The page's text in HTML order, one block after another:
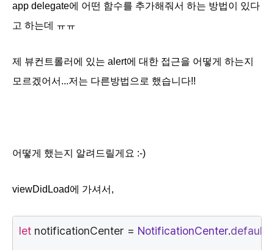
app delegate에 어떤 함수를 추가해줘서 하는 방법이 있다
고 하는데 ㅠㅠ
제 뷰컨트롤러에 있는 alert에 대한 접근을 어떻게 하는지
모르겠어서...저는 다른방법으로 했습니다!!
어떻게 했는지 알려드릴게요 :-)
viewDidLoad에 가셔서,
let notificationCenter = NotificationCenter.default